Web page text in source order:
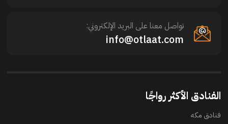
تواصل معنا على البريد الإلكتروني:
info@otlaat.com
الفنادق الأكثر رواجًا
فنادق مكه